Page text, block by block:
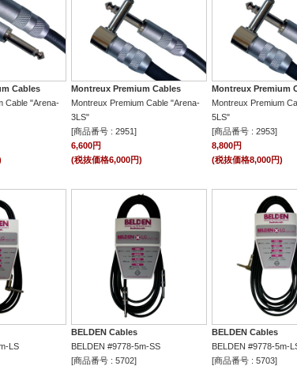
Cables
Cable "Arena-
Montreux Premium Cables
Montreux Premium Cable "Arena-
3LS"
[商品番号 : 2951]
6,600円
(税抜価格6,000円)
Montreux Premium
Montreux Premium
5LS"
[商品番号 : 2953]
8,800円
(税抜価格8,000円)
LS
BELDEN Cables
BELDEN #9778-5m-SS
[商品番号 : 5702]
BELDEN Cables
BELDEN #9778-5m-
[商品番号 : 5703]